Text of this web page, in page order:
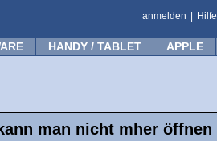
anmelden Hilfe
HANDY / TABLET APPLE
man nicht mher öffnen